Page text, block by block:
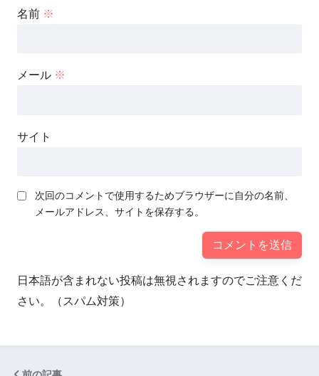
名前 ※
メール ※
サイト
次回のコメントで使用するためブラウザーに自分の名前、
メールアドレス、サイトを保存する。
日本語が含まれない投稿は無視されますのでご注意くだ
さい。（スパム対策）